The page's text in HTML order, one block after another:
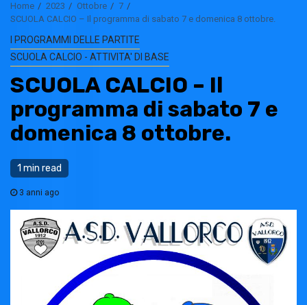
Home 2023 Ottobre
7
SCUOLA CALCIO – Il programma di sabato 7 e domenica 8 ottobre.
I PROGRAMMI DELLE PARTITE
SCUOLA CALCIO - ATTIVITA' DI BASE
SCUOLA CALCIO – Il
programma di sabato 7 e
domenica 8 ottobre.
1 min read
3 anni ago